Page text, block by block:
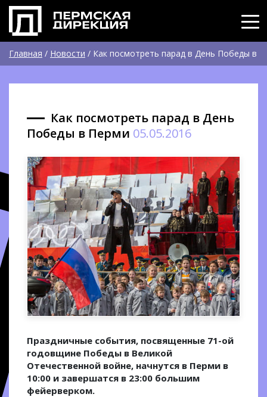
Главная / Новости / Как посмотреть парад в День Победы в
Как посмотреть парад в День
Победы в Перми 05.05.2016
Праздничные события, посвященные 71-ой
годовщине Победы в Великой
Отечественной войне, начнутся в Перми в
10:00 и завершатся в 23:00 большим
фейерверком.